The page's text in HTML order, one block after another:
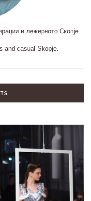
и лежерното Скопје.
and casual Skopje.